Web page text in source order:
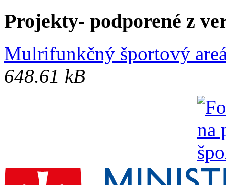
Projekty- podporené z
Mulrifunkčný športový
648.61 kB